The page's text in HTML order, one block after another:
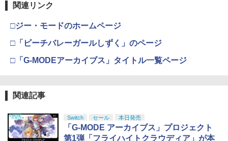
4
【純正品】Xbox 充電式バッテリー + US
5
【国内正規品】Thrustmaster スラスト
マスター TH8S シフター - PC、PS4、P
S5、PS5 Pro、Xbox One、Xbox Serie
劇場版「鬼滅の刃」無限城編 第一章 猗
窩座再来 通常版 [DVD]
￥3,523
￥8,698
関連リンク
□ジー・モードのホームページ
□「ビーチバレーガールしずく」のページ
□「G-MODEアーカイブス」タイトル一覧ページ
関連記事
Switch セール 本日発売
「G-MODE アーカイブス」プロジェクト
第1弾「フライハイトクラウディア」が本